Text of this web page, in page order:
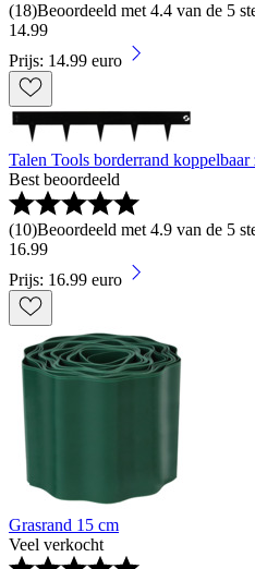
(18)Beoordeeld met 4.4 van de 5
14.99
Prijs: 14.99 euro
Talen Tools borderrand
Best beoordeeld
(10)Beoordeeld met 4.9 van de 5
16.99
Prijs: 16.99 euro
Grasrand 15 cm
Veel verkocht